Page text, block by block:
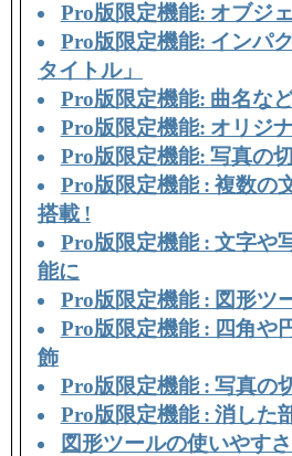
Pro版限定機能: オブジ
Pro版限定機能: インパ
タイトル」
Pro版限定機能: 曲名な
Pro版限定機能: オリジ
Pro版限定機能: 写真の
Pro版限定機能 : 複数の
搭載 !
Pro版限定機能 : 文字や
能に
Pro版限定機能 : 図形ツ
Pro版限定機能 : 四角や
飾
Pro版限定機能 : 写真の
Pro版限定機能 : 消した
図形ツールの使いやす